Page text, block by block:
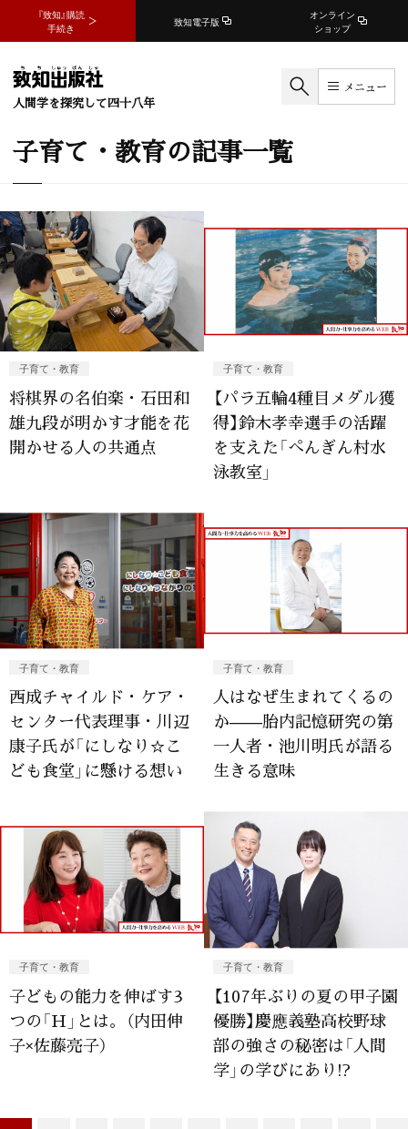
『致知』購読
手続き
致知電子版
オンライン
ショップ
人間学を探究して四十八年
メニュー
子育て・教育の記事一覧
子育て・教育
将棋界の名伯楽・石田和
雄九段が明かす才能を花
開かせる人の共通点
子育て・教育
【パラ五輪4種目メダル獲
得】鈴木孝幸選手の活躍
を支えた「ぺんぎん村水
泳教室」
子育て・教育
西成チャイルド・ケア・
センター代表理事・川辺
康子氏が「にしなり☆こ
ども食堂」に懸ける想い
子育て・教育
人はなぜ生まれてくるの
か——胎内記憶研究の第
一人者・池川明氏が語る
生きる意味
子育て・教育
子どもの能力を伸ばす3
つの「Ｈ」とは。（内田伸
子×佐藤亮子）
子育て・教育
【107年ぶりの夏の甲子園
優勝】慶應義塾高校野球
部の強さの秘密は「人間
学」の学びにあり!?